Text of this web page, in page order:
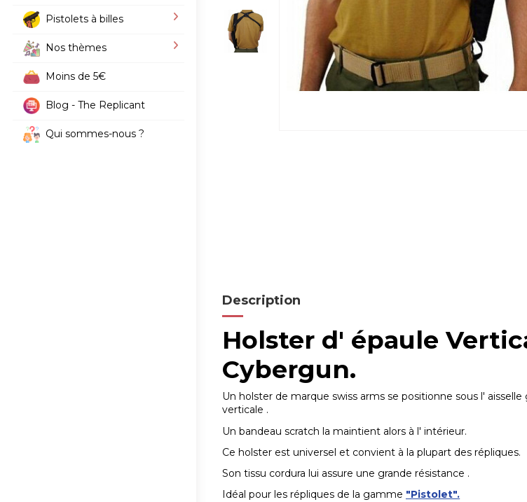
Pistolets à billes
Nos thèmes
Moins de 5€
Blog - The Replicant
Qui sommes-nous ?
Description
Holster d' épaule
Cybergun.
Un holster de marque swiss arms se positionne sous l'
verticale .
Un bandeau scratch la maintient alors à l' intérieur.
Ce holster est universel et convient à la plupart des répliques.
Son tissu cordura lui assure une grande résistance .
Idéal pour les répliques de la gamme "Pistolet".